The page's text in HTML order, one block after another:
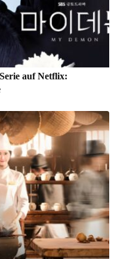
auf Netflix: